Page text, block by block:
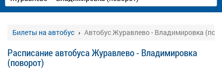
Билеты на автобус Автобус Журавлево - Владимировка
Расписание автобуса Журавлево - Владимировка
(поворот)